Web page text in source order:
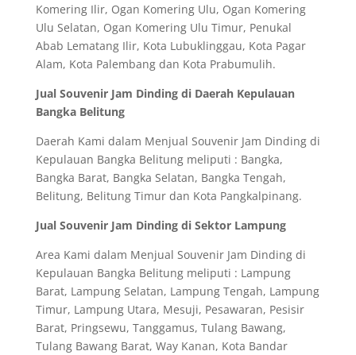
Komering Ilir, Ogan Komering Ulu, Ogan Komering
Ulu Selatan, Ogan Komering Ulu Timur, Penukal
Abab Lematang Ilir, Kota Lubuklinggau, Kota Pagar
Alam, Kota Palembang dan Kota Prabumulih.
Jual Souvenir Jam Dinding di Daerah Kepulauan
Bangka Belitung
Daerah Kami dalam Menjual Souvenir Jam Dinding di
Kepulauan Bangka Belitung meliputi : Bangka,
Bangka Barat, Bangka Selatan, Bangka Tengah,
Belitung, Belitung Timur dan Kota Pangkalpinang.
Jual Souvenir Jam Dinding di Sektor Lampung
Area Kami dalam Menjual Souvenir Jam Dinding di
Kepulauan Bangka Belitung meliputi : Lampung
Barat, Lampung Selatan, Lampung Tengah, Lampung
Timur, Lampung Utara, Mesuji, Pesawaran, Pesisir
Barat, Pringsewu, Tanggamus, Tulang Bawang,
Tulang Bawang Barat, Way Kanan, Kota Bandar